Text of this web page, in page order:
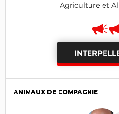
Agriculture et
ANIMAUX DE COMPAGNIE